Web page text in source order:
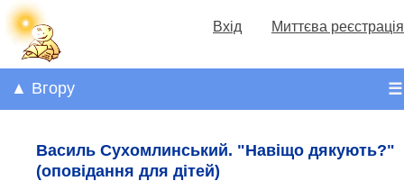
Вхід Миттєва реєстрація
☰
▲ Вгору
Василь Сухомлинський. "Навіщо дякують?"
(оповідання для дітей)